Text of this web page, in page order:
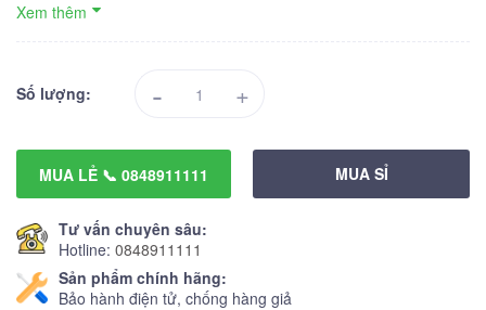
Xem thêm
Số lượng: - +
MUA LẺ 📞 0848911111 MUA SỈ
Tư vấn chuyên sâu:
Hotline: 0848911111
Sản phẩm chính hãng:
Bảo hành điện tử, chống hàng giả